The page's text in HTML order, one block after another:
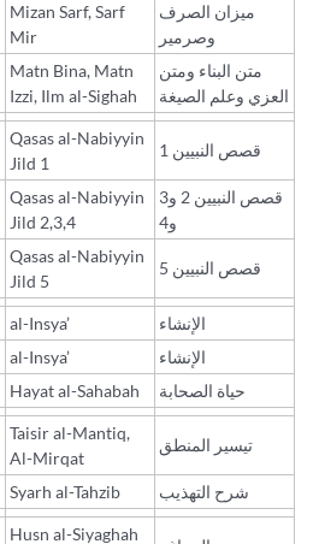
Mizan Sarf, Sarf
Mir
ميزان الصرف
وصرمير
Matn Bina, Matn
Izzi, Ilm al-Sighah
متن البناء ومتن
العزي وعلم الصيغة
Qasas al-Nabiyyin
Jild 1
قصص النبيين 1
Qasas al-Nabiyyin
Jild 2,3,4
قصص النبيين 2 و3
و4
Qasas al-Nabiyyin
Jild 5
قصص النبيين 5
al-Insya’
الإنشاء
al-Insya’
الإنشاء
Hayat al-Sahabah حياة الصحابة
Taisir al-Mantiq,
Al-Mirqat
تيسير المنطق
Syarh al-Tahzib شرح التهذيب
Husn al-Siyaghah